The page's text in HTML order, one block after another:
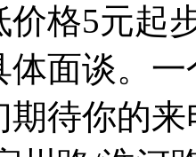
格5元起
体面谈。
待你的